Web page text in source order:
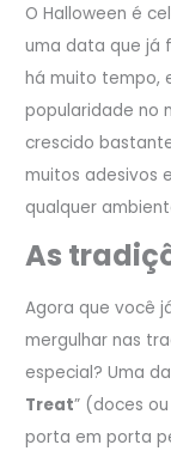
O Halloween é
uma data que já
há muito tempo,
popularidade no
crescido
muitos adesivos
qualquer
As
Agora que você
mergulhar nas
especial? Uma
Treat” (doces
porta em porta